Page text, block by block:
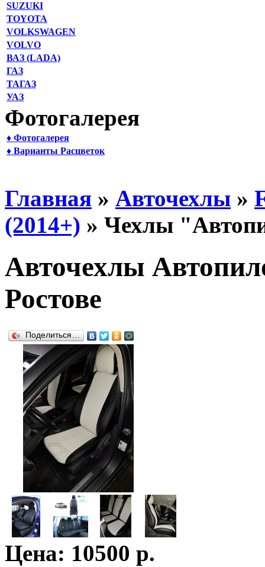
SUZUKI
TOYOTA
VOLKSWAGEN
VOLVO
ВАЗ (LADA)
ГАЗ
ТАГАЗ
УАЗ
Фотогалерея
♦ Фотогалерея
♦ Варианты Расцветок
Главная » Авточехлы »
(2014+) » Чехлы
Авточехлы
Ростове
Поделиться…
Цена: 10500 р.